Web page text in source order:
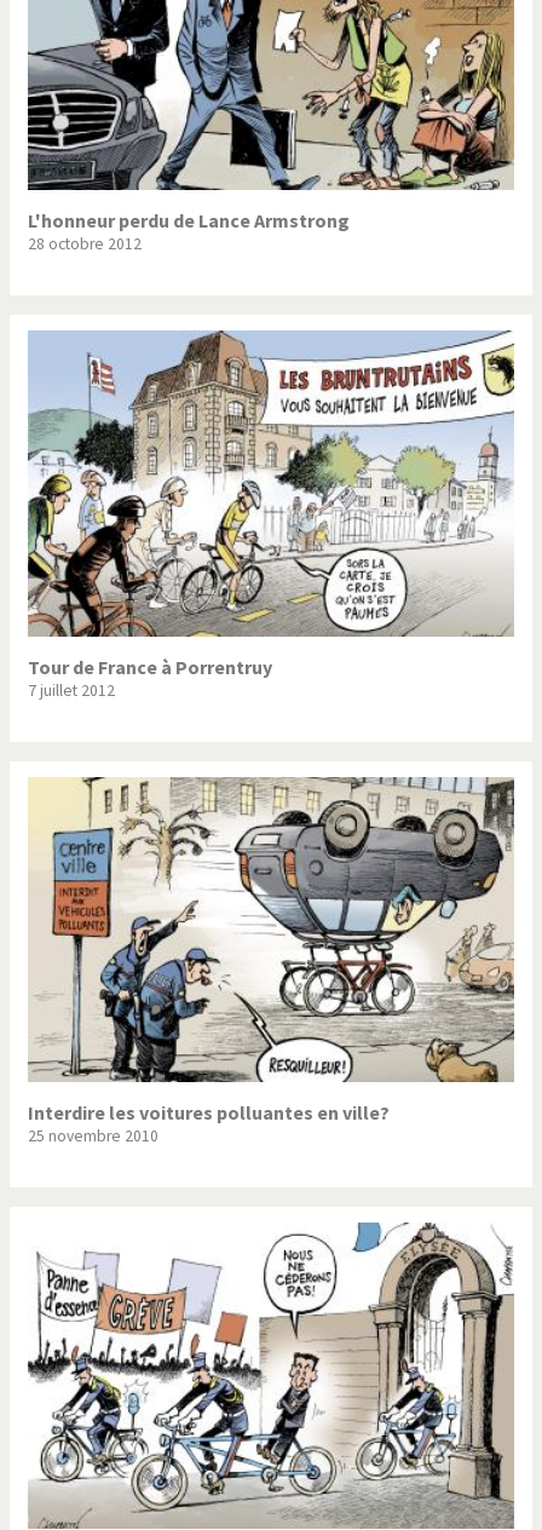
L'honneur perdu de Lance Armstrong
28 octobre 2012
Tour de France à Porrentruy
7 juillet 2012
Interdire les voitures polluantes en ville?
25 novembre 2010